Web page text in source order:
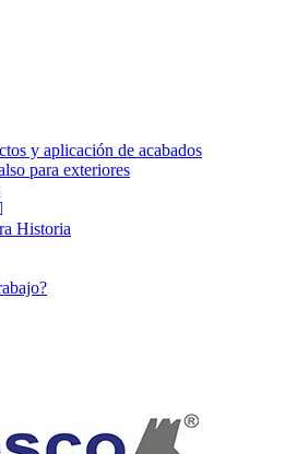
y aplicación de acabados
para exteriores
Historia